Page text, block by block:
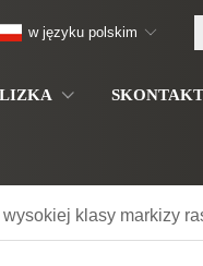
w języku polskim
klasy markizy